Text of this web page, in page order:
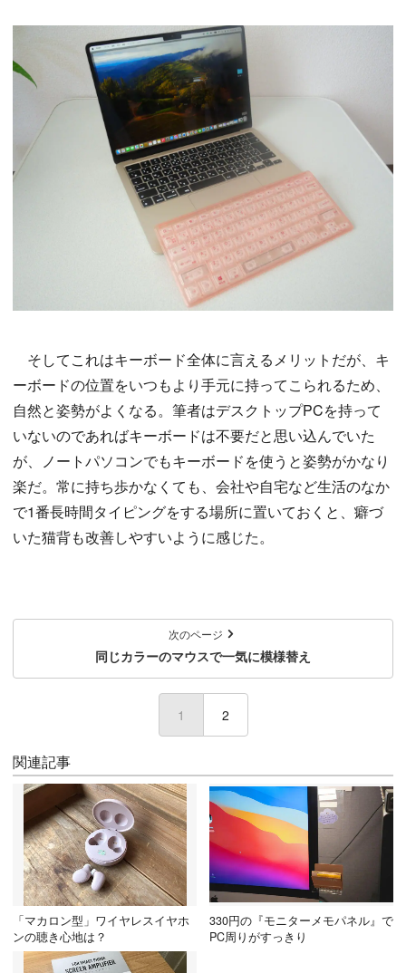
そしてこれはキーボード全体に言えるメリットだが、キ
ーボードの位置をいつもより手元に持ってこられるため、
自然と姿勢がよくなる。筆者はデスクトップPCを持って
いないのであればキーボードは不要だと思い込んでいた
が、ノートパソコンでもキーボードを使うと姿勢がかなり
楽だ。常に持ち歩かなくても、会社や自宅など生活のなか
で1番長時間タイピングをする場所に置いておくと、癖づ
いた猫背も改善しやすいように感じた。
次のページ
同じカラーのマウスで一気に模様替え
1 (current)
2
関連記事
「マカロン型」ワイヤレスイヤホ
ンの聴き心地は？
330円の『モニターメモパネル』で
PC周りがすっきり